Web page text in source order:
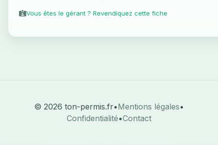
Vous êtes le gérant ? Revendiquez cette fiche
© 2026 ton-permis.fr•Mentions légales•
Confidentialité•Contact